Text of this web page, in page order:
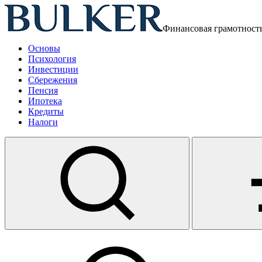
Финансовая
Основы
Психология
Инвестиции
Сбережения
Пенсия
Ипотека
Кредиты
Налоги